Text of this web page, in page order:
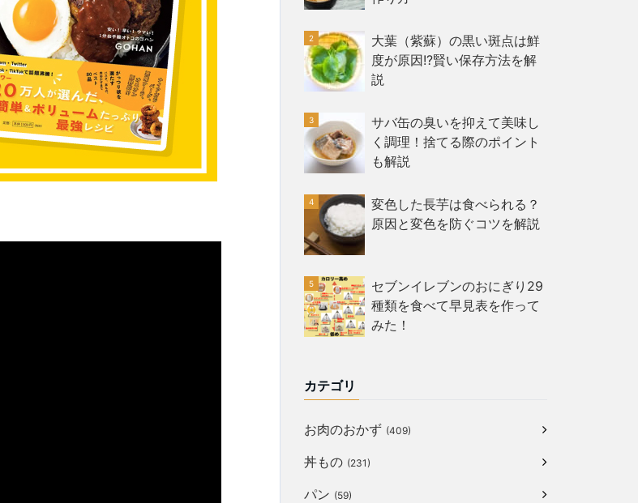
大葉（紫蘇）の黒い斑点は鮮
度が原因!?賢い保存方法を解
説
サバ缶の臭いを抑えて美味し
く調理！捨てる際のポイント
も解説
変色した長芋は食べられる？
原因と変色を防ぐコツを解説
セブンイレブンのおにぎり29
種類を食べて早見表を作って
みた！
カテゴリ
お肉のおかず (409)
丼もの (231)
パン (59)